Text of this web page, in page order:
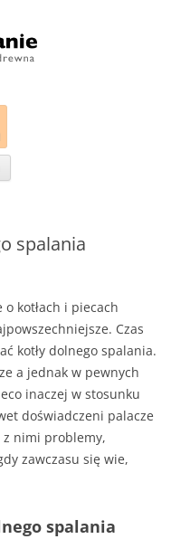
spalania
kotłach i piecach
Czas
kotły dolnego spalania.
a jednak w pewnych
inaczej w stosunku
doświadczeni palacze
nimi problemy,
zawczasu się wie,
spalania